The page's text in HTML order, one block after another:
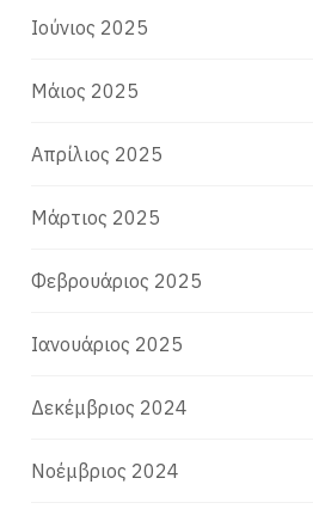
Ιούνιος 2025
Μάιος 2025
Απρίλιος 2025
Μάρτιος 2025
Φεβρουάριος 2025
Ιανουάριος 2025
Δεκέμβριος 2024
Νοέμβριος 2024